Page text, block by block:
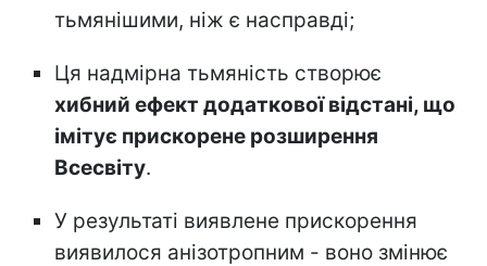
тьмянішими, ніж є насправді;
Ця надмірна тьмяність створює
хибний ефект додаткової відстані, що
імітує прискорене розширення
Всесвіту.
У результаті виявлене прискорення
виявилося анізотропним - воно змінює